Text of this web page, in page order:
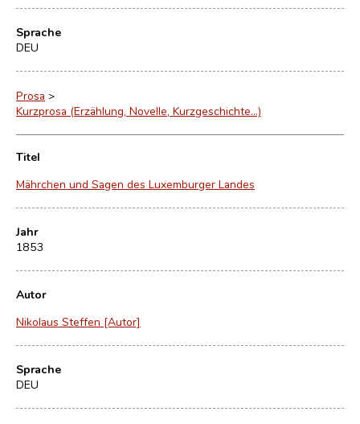
Sprache
DEU
Prosa >
Kurzprosa (Erzählung, Novelle, Kurzgeschichte…)
Titel
Mährchen und Sagen des Luxemburger Landes
Jahr
1853
Autor
Nikolaus Steffen [Autor]
Sprache
DEU